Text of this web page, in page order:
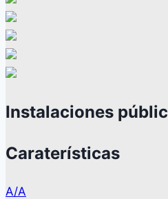
Instalaciones
Caraterísticas
A/A